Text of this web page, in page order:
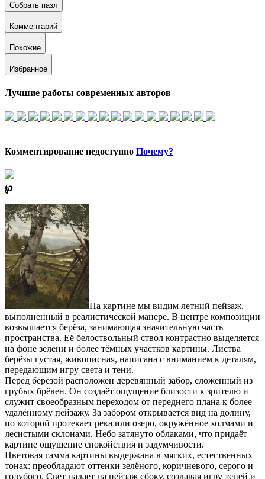
Собрать пазл
Комментарий
Похожие
Избранное
Лучшие работы современных авторов
Комментирование недоступно Почему?
℘
На картине мы видим летний пейзаж,
выполненный в реалистической манере. В центре композиции
возвышается берёза, занимающая значительную часть
пространства. Её белоствольный ствол контрастно выделяется
на фоне зелени и более тёмных участков картины. Листва
берёзы густая, живописная, написана с вниманием к деталям,
передающим игру света и тени.
Перед берёзой расположен деревянный забор, сложенный из
грубых брёвен. Он создаёт ощущение близости к зрителю и
служит своеобразным переходом от переднего плана к более
удалённому пейзажу. За забором открывается вид на долину,
по которой протекает река или озеро, окружённое холмами и
лесистыми склонами. Небо затянуто облаками, что придаёт
картине ощущение спокойствия и задумчивости.
Цветовая гамма картины выдержана в мягких, естественных
тонах: преобладают оттенки зелёного, коричневого, серого и
голубого. Свет падает на пейзаж сбоку, создавая игру теней и